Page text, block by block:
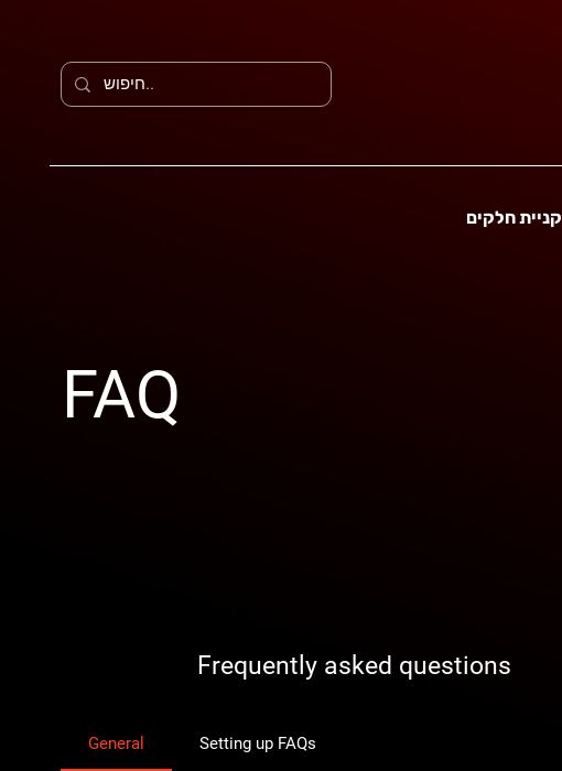
קניית חלקים
FAQ
Frequently asked questions
General Setting up FAQs